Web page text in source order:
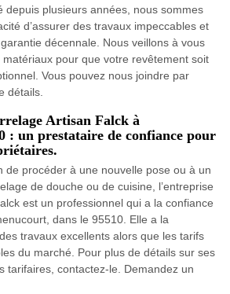
depuis plusieurs années, nous sommes
d’assurer des travaux impeccables et
décennale. Nous veillons à vous
pour que votre revêtement soit
Vous pouvez nous joindre par
détails.
Artisan Falck à
: un prestataire de confiance pour
de procéder à une nouvelle pose ou à un
de douche ou de cuisine, l’entreprise
est un professionnel qui a la confiance
dans le 95510. Elle a la
travaux excellents alors que les tarifs
du marché. Pour plus de détails sur ses
tarifaires, contactez-le. Demandez un